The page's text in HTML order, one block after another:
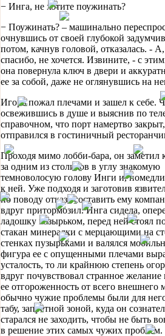
− Инга, не хотите поужинать?
− Поужинать? – машинально
очнувшись от своей глубокой
потом, качнув головой, отказалась. -
спасибо, не хочется. Извините, - с
она повернула ключ в двери и
ее за собой, даже не оглянувшись на
Игорь пожал плечами и зашел к себе.
освежившись в душе и выяснив по
справочном, что порт намертво
отправился в гостиничный
Проходя мимо лобби-бара, он заметил
за одним из столиков в углу знакомую
темноволосую голову Инги и,
к ней. Уже подходя и заготовив
по поводу отказа составить ему
вдруг притормозил. Инга сидела,
ладошку козырьком, перед ней стоял
стакан минералки с мерцающими на
стенках пузырьками и валялся
фигура ее с опущенными плечами
усталость, то ли крайнюю степень
вдруг почувствовал странное желание
ее отгороженность от всего внешнего
обычно чужие проблемы были для
табу, запретной зоной, куда он
старался не заходить, чтобы не быть
в решение этих самых чужих проблем.